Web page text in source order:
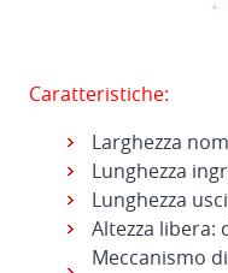
Caratteristiche:
Larghezza
Lunghezza
Lunghezza
Altezza libera:
Meccanismo